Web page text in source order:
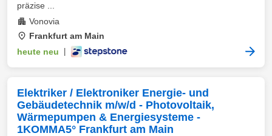
präzise ...
Vonovia
Frankfurt am Main
heute neu
Elektriker / Elektroniker Energie- und
Gebäudetechnik m/w/d - Photovoltaik,
Wärmepumpen & Energiesysteme -
1KOMMA5° Frankfurt am Main